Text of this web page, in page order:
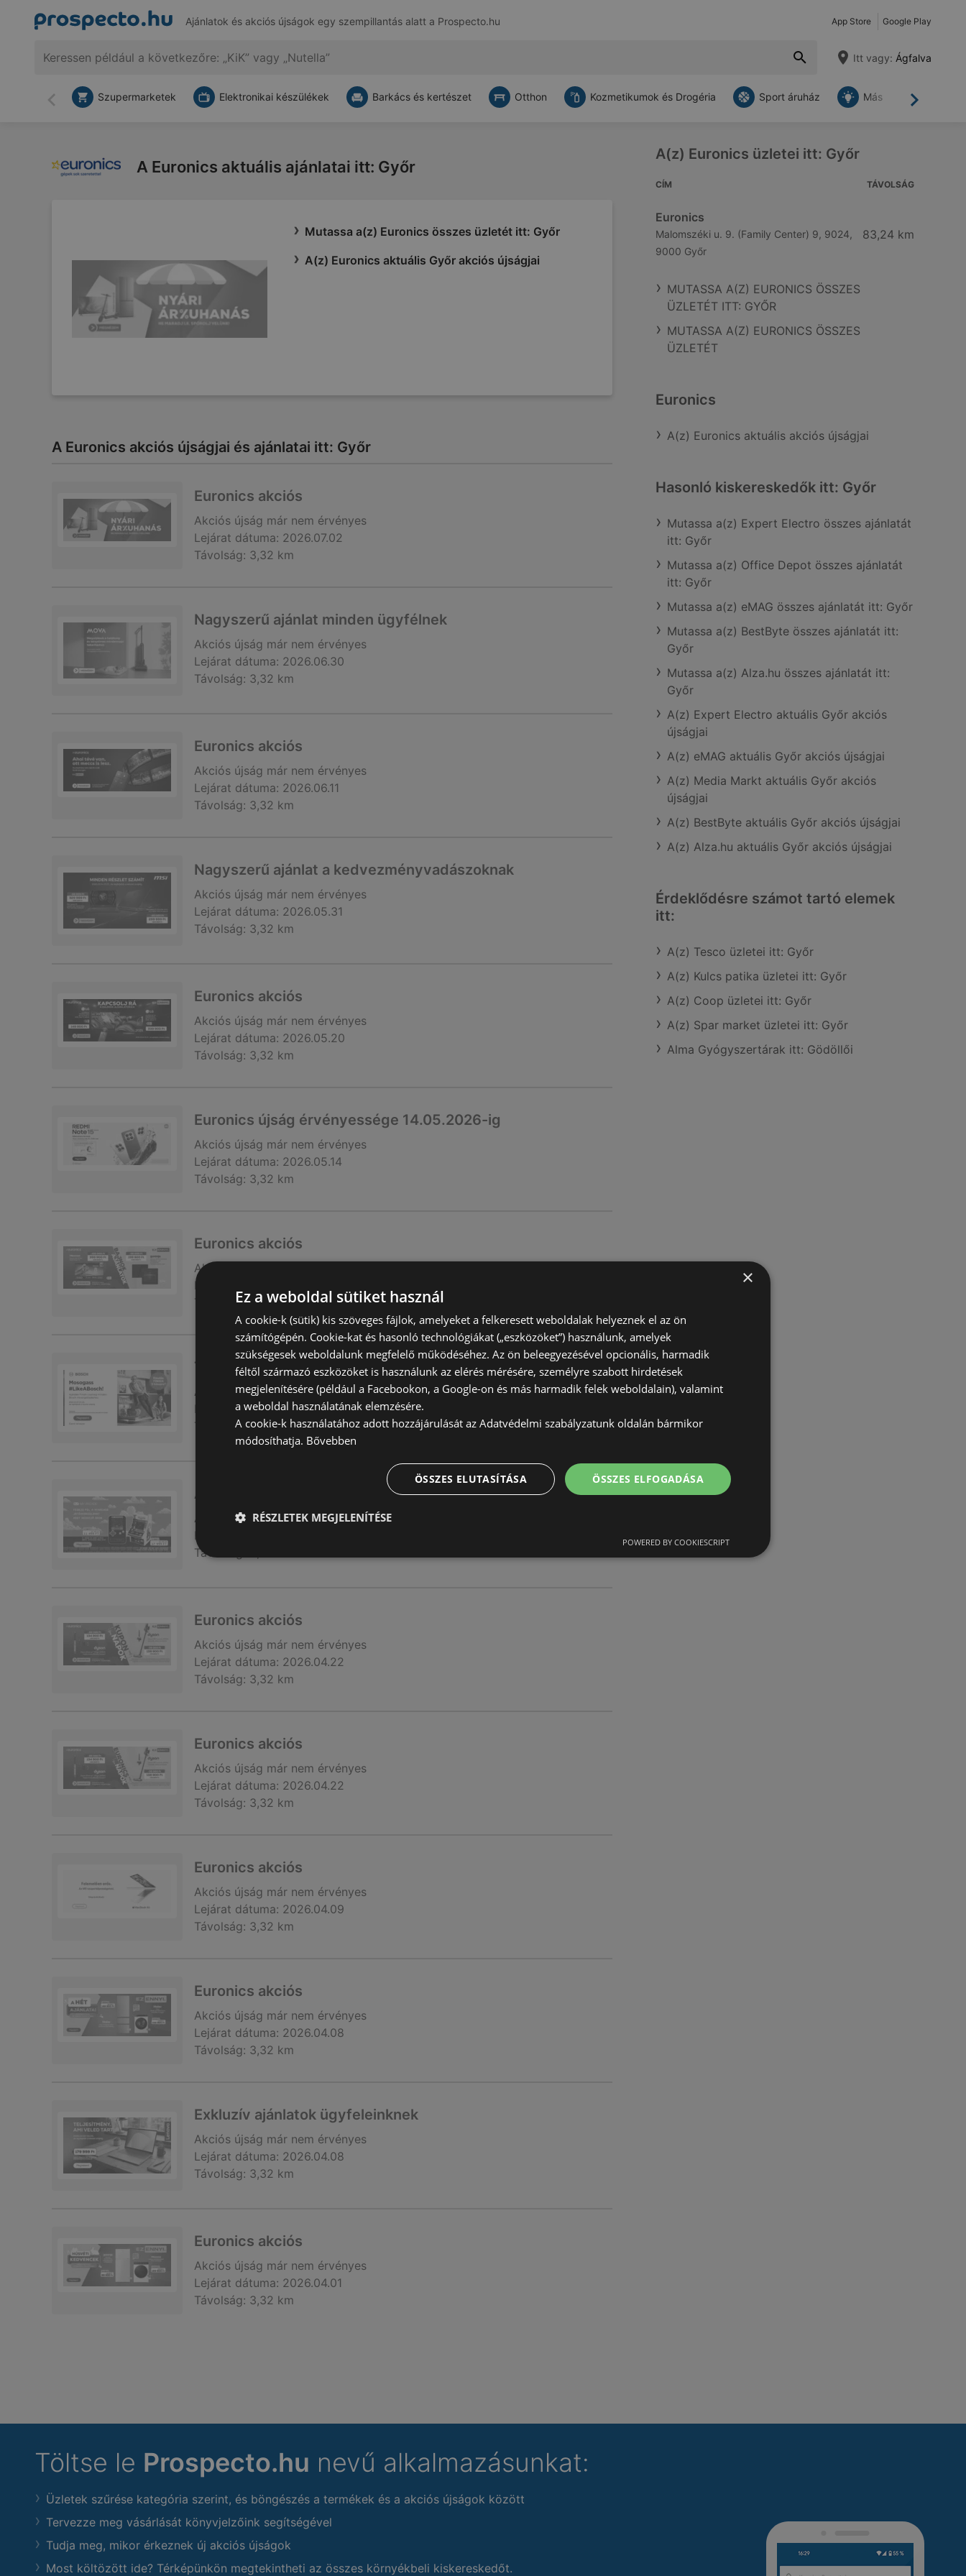
Ajánlatok és akciós újságok egy szempillantás alatt a Prospecto.hu App Store Google Play
Itt vagy: Ágfalva
Vissza Tovább
Szupermarketek Elektronikai készülékek Barkács és kertészet Otthon Kozmetikumok és Drogéria Sport áruház Más
A Euronics aktuális ajánlatai itt: Győr
Mutassa a(z) Euronics összes üzletét itt: Győr
A(z) Euronics aktuális Győr akciós újságjai
A Euronics akciós újságjai és ajánlatai itt: Győr
Euronics akciós
Akciós újság már nem érvényes
Lejárat dátuma: 2026.07.02
Távolság: 3,32 km
Nagyszerű ajánlat minden ügyfélnek
Akciós újság már nem érvényes
Lejárat dátuma: 2026.06.30
Távolság: 3,32 km
Euronics akciós
Akciós újság már nem érvényes
Lejárat dátuma: 2026.06.11
Távolság: 3,32 km
Nagyszerű ajánlat a kedvezményvadászoknak
Akciós újság már nem érvényes
Lejárat dátuma: 2026.05.31
Távolság: 3,32 km
Euronics akciós
Akciós újság már nem érvényes
Lejárat dátuma: 2026.05.20
Távolság: 3,32 km
Euronics újság érvényessége 14.05.2026-ig
Akciós újság már nem érvényes
Lejárat dátuma: 2026.05.14
Távolság: 3,32 km
Euronics akciós
Akciós újság
Lejárat dátuma:
Távolság: 3,32 km
Takarítson meg most ajánlatainkkal
Akciós újság már nem érvényes
Lejárat dátuma: 2026.04.30
Távolság: 3,32 km
A legjobb akcióink
Akciós újság már nem érvényes
Lejárat dátuma:
Távolság:
Euronics akciós
Akciós újság már nem érvényes
Lejárat dátuma: 2026.04.22
Távolság: 3,32 km
Euronics akciós
Akciós újság már nem érvényes
Lejárat dátuma: 2026.04.22
Távolság: 3,32 km
Euronics akciós
Akciós újság már nem érvényes
Lejárat dátuma: 2026.04.09
Távolság: 3,32 km
Euronics akciós
Akciós újság már nem érvényes
Lejárat dátuma: 2026.04.08
Távolság: 3,32 km
Exkluzív ajánlatok ügyfeleinknek
Akciós újság már nem érvényes
Lejárat dátuma: 2026.04.08
Távolság: 3,32 km
Euronics akciós
Akciós újság már nem érvényes
Lejárat dátuma: 2026.04.01
Távolság: 3,32 km
A(z) Euronics üzletei itt: Győr
CÍM TÁVOLSÁG
Euronics
Malomszéki u. 9. (Family Center) 9, 9024,
9000 Győr
83,24 km
MUTASSA A(Z) EURONICS ÖSSZES
ÜZLETÉT ITT: GYŐR
MUTASSA A(Z) EURONICS ÖSSZES
ÜZLETÉT
Euronics
A(z) Euronics aktuális akciós újságjai
Hasonló kiskereskedők itt: Győr
Mutassa a(z) Expert Electro összes ajánlatát
itt: Győr
Mutassa a(z) Office Depot összes ajánlatát
itt: Győr
Mutassa a(z) eMAG összes ajánlatát itt: Győr
Mutassa a(z) BestByte összes ajánlatát itt:
Győr
Mutassa a(z) Alza.hu összes ajánlatát itt:
Győr
A(z) Expert Electro aktuális Győr akciós
újságjai
A(z) eMAG aktuális Győr akciós újságjai
A(z) Media Markt aktuális Győr akciós
újságjai
A(z) BestByte aktuális Győr akciós újságjai
A(z) Alza.hu aktuális Győr akciós újságjai
Érdeklődésre számot tartó elemek
itt:
A(z) Tesco üzletei itt: Győr
A(z) Kulcs patika üzletei itt: Győr
A(z) Coop üzletei itt: Győr
A(z) Spar market üzletei itt: Győr
Alma Gyógyszertárak itt: Gödöllői
Töltse le Prospecto.hu nevű alkalmazásunkat:
Üzletek szűrése kategória szerint, és böngészés a termékek és a akciós újságok között
Tervezze meg vásárlását könyvjelzőink segítségével
Tudja meg, mikor érkeznek új akciós újságok
Most költözött ide? Térképünkön megtekintheti az összes környékbeli kiskereskedőt.
×
Ez a weboldal sütiket használ
A cookie-k (sütik) kis szöveges fájlok, amelyeket a felkeresett weboldalak helyeznek el az ön
számítógépén. Cookie-kat és hasonló technológiákat („eszközöket”) használunk, amelyek
szükségesek weboldalunk megfelelő működéséhez. Az ön beleegyezésével opcionális, harmadik
féltől származó eszközöket is használunk az elérés mérésére, személyre szabott hirdetések
megjelenítésére (például a Facebookon, a Google-on és más harmadik felek weboldalain), valamint
a weboldal használatának elemzésére.
A cookie-k használatához adott hozzájárulását az Adatvédelmi szabályzatunk oldalán bármikor
módosíthatja. Bővebben
ÖSSZES ELFOGADÁSA
ÖSSZES ELUTASÍTÁSA
RÉSZLETEK MEGJELENÍTÉSE
POWERED BY COOKIESCRIPT